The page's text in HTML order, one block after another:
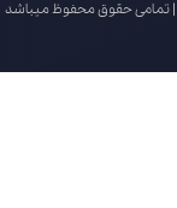
| تمامی حقوق محفوظ میباشد